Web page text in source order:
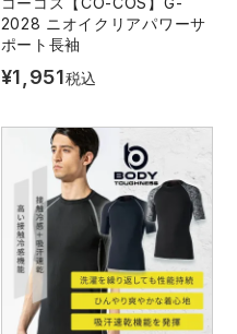
2028 ニオイクリアパワーサ
ポート長袖
¥1,951税込